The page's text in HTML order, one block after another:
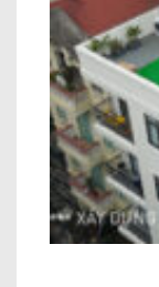
Công